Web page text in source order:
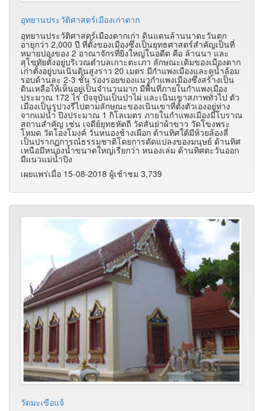
อุทยานประวัติศาสตร์เมืองเก่าตาก
อุทยานประวัติศาสตร์เมืองตากเก่า ดินแดนล้านนาตะวันตก
อายุกว่า 2,000 ปี ที่ตั้งของเมืองซึ่งเป็นยุทธศาสตร์สำคัญเป็นที่
หมายปองของ 2 อาณาจักรที่ยิ่งใหญ่ในอดีด คือ ล้านนา และ
สุโขทัยตั้งอยู่บริเวณตำบลเกาะตะเภา ลักษณะเดิมของเมืองตาก
เก่าตั้งอยู่บนเนินดินสูงราว 20 เมตร มีกำแพงเมืองและคูน้ำล้อม
รอบด้านละ 2-3 ชั้น ร่องรอยของแนวกำแพงเมืองซึ่งสร้างเป็น
ดินเหลือให้เห็นอยู่เป็นจำนวนมาก มีพื้นที่ภายในกำแพงเมือง
ประมาณ 172 ไร่ ปัจจุบันเป็นป่าไผ่ และเนินเขาสภาพทั่วไป ตัว
เมืองเป็นรูปวงรีไปตามลักษณะของเนินเขาที่ตั้งตัวเองอยู่ห่าง
จากแม่น้ำ ปิงประมาณ 1 กิโลเมตร ภายในกำแพงเมืองมีโบราณ
สถานสำคัญ เช่น เจดีย์ยุทธหัตถี วัดสันย่าผ้าขาว วัดโขงพระ
โหมด วัดโองโมงค์ วันหนองช้างเผือก ด้านทิศใต้มีห้วยล้องลี่
เป็นปรากฏการณ์ธรรมชาติโดยการดัดแปลงของมนุษย์ ด้านทิศ
เหนือมีหนองน้ำขนาดใหญ่เรียกว่า หนองเล่ม ด้านทิศตะวันออก
มีแนวแม่น้ำปิง
เผยแพร่เมื่อ 15-08-2018 ผู้เช้าชม 3,739
วัดมะเขือแจ้